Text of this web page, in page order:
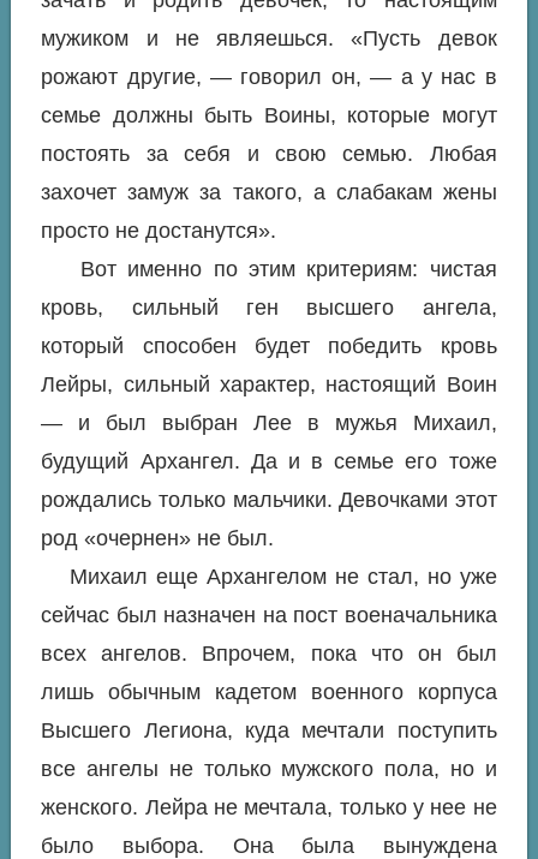
мужиком и не являешься. «Пусть девок
рожают другие, — говорил он, — а у нас в
семье должны быть Воины, которые могут
постоять за себя и свою семью. Любая
захочет замуж за такого, а слабакам жены
просто не достанутся».
‍​ ‌ ‌ ​ ​ ‌ ‌ ‌ ​ ​ ‌ ​ ‌ ‌ ​ ‌ ​ ​ ​ ‌ ​ ‌ ‌ ‌ ​ ‌ ‌ ​ ​ ​ ‌ ‌ ​ ​ ‌ ‌ ​ ‌ ​ ‌ ​ ​ ​ ‌ ​ ‌ ‌‍ Вот именно по этим критериям: чистая
кровь, сильный ген высшего ангела,
который способен будет победить кровь
Лейры, сильный характер, настоящий Воин
— и был выбран Лее в мужья Михаил,
будущий Архангел. Да и в семье его тоже
рождались только мальчики. Девочками этот
род «очернен» не был.
Михаил еще Архангелом не стал, но уже
сейчас был назначен на пост военачальника
всех ангелов. Впрочем, пока что он был
лишь обычным кадетом военного корпуса
Высшего Легиона, куда мечтали поступить
все ангелы не только мужского пола, но и
женского. Лейра не мечтала, только у нее не
было выбора. Она была вынуждена